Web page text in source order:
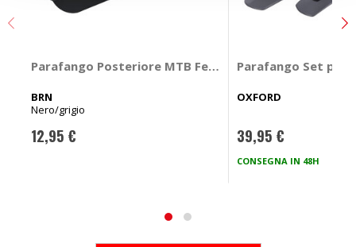
Parafango Posteriore MTB Fender XL - BRN
BRN
Nero/grigio
12,95 €
Parafango Set
OXFORD
39,95 €
CONSEGNA IN 48H